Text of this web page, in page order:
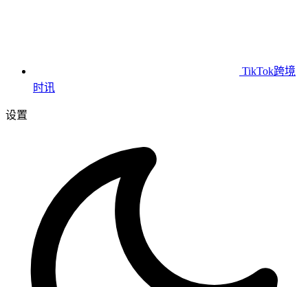
TikTok跨境
时讯
设置